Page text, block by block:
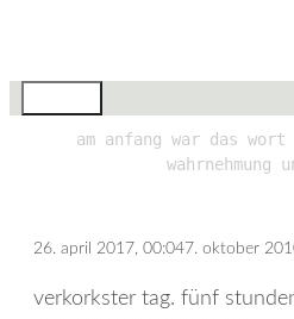
am anfang war das wort
wahrnehmung
26. april 2017, 00:047. oktober
verkorkster tag. fünf